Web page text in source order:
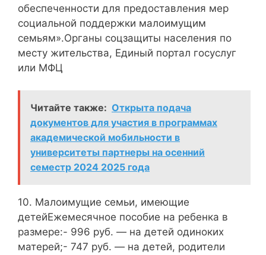
обеспеченности для предоставления мер
социальной поддержки малоимущим
семьям».Органы соцзащиты населения по
месту жительства, Единый портал госуслуг
или МФЦ
Читайте также: Открыта подача
документов для участия в программах
академической мобильности в
университеты партнеры на осенний
семестр 2024 2025 года
10. Малоимущие семьи, имеющие
детейЕжемесячное пособие на ребенка в
размере:- 996 руб. — на детей одиноких
матерей;- 747 руб. — на детей, родители